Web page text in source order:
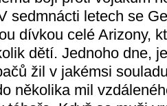
sedmnácti letech se
dívkou celé Arizony,
dětí. Jednoho dne,
žil v jakémsi
několika mil